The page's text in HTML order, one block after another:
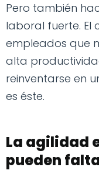
Pero también
laboral fuerte. El
empleados que
alta
reinventarse en
es éste.
La agilidad
pueden